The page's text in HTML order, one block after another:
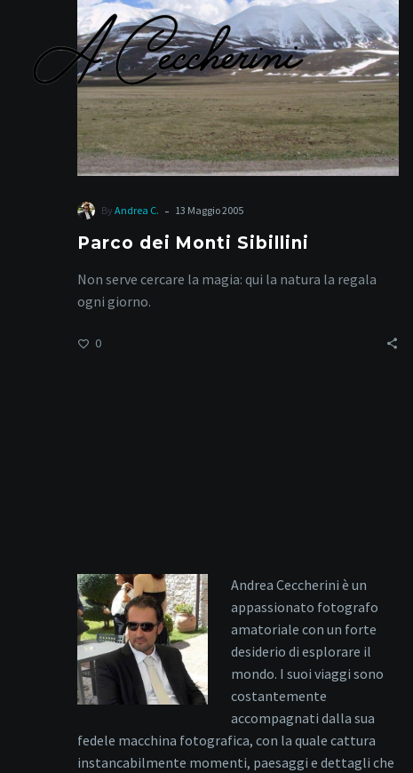
Sibillini
By Andrea C. - 13 Maggio 2005
Parco dei Monti Sibillini
Non serve cercare la magia: qui la natura la regala
ogni giorno.
0
Andrea Ceccherini è un
appassionato fotografo
amatoriale con un forte
desiderio di esplorare il
mondo. I suoi viaggi sono
costantemente
accompagnati dalla sua
fedele macchina fotografica, con la quale cattura
instancabilmente momenti, paesaggi e dettagli che